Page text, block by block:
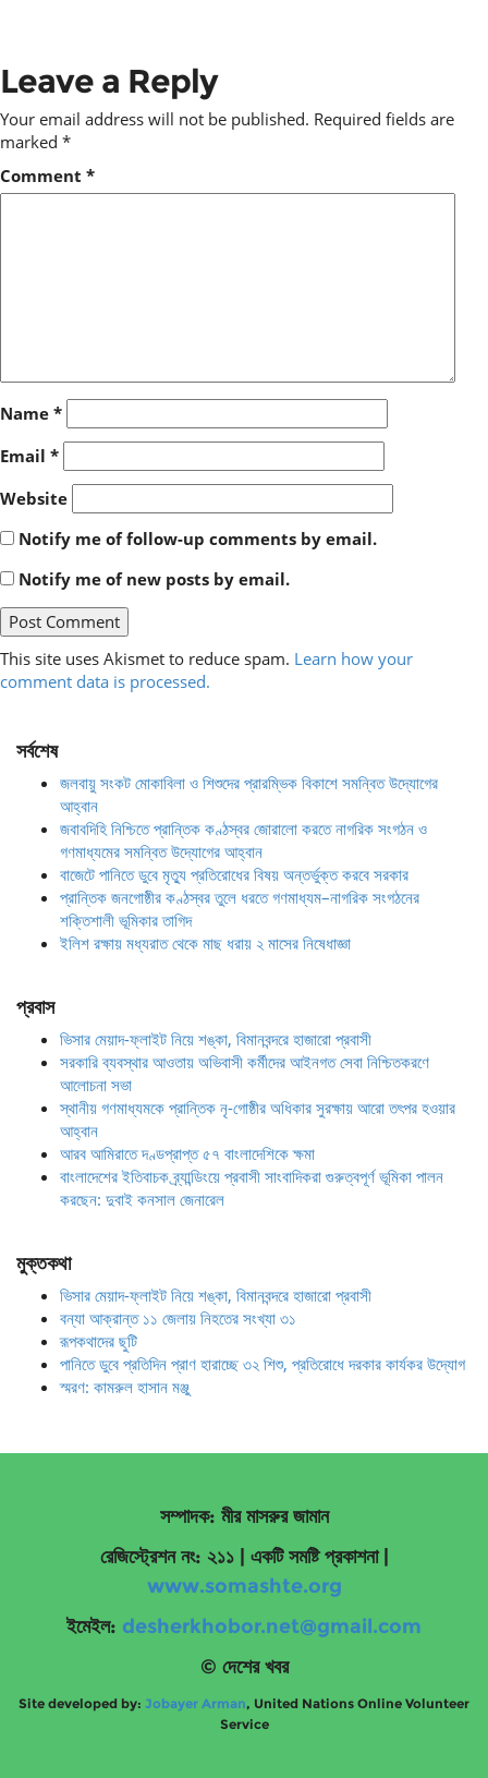
Leave a Reply
Your email address will not be published. Required fields are
marked *
Comment *
Name *
Email *
Website
Notify me of follow-up comments by email.
Notify me of new posts by email.
This site uses Akismet to reduce spam. Learn how your
comment data is processed.
সর্বশেষ
জলবায়ু সংকট মোকাবিলা ও শিশুদের প্রারম্ভিক বিকাশে সমন্বিত উদ্যোগের
আহ্বান
জবাবদিহি নিশ্চিতে প্রান্তিক কণ্ঠস্বর জোরালো করতে নাগরিক সংগঠন ও
গণমাধ্যমের সমন্বিত উদ্যোগের আহ্বান
বাজেটে পানিতে ডুবে মৃত্যু প্রতিরোধের বিষয় অন্তর্ভুক্ত করবে সরকার
প্রান্তিক জনগোষ্ঠীর কণ্ঠস্বর তুলে ধরতে গণমাধ্যম–নাগরিক সংগঠনের
শক্তিশালী ভূমিকার তাগিদ
ইলিশ রক্ষায় মধ্যরাত থেকে মাছ ধরায় ২ মাসের নিষেধাজ্ঞা
প্রবাস
ভিসার মেয়াদ-ফ্লাইট নিয়ে শঙ্কা, বিমানবন্দরে হাজারো প্রবাসী
সরকারি ব্যবস্থার আওতায় অভিবাসী কর্মীদের আইনগত সেবা নিশ্চিতকরণে
আলোচনা সভা
স্থানীয় গণমাধ্যমকে প্রান্তিক নৃ-গোষ্ঠীর অধিকার সুরক্ষায় আরো তৎপর হওয়ার
আহ্বান
আরব আমিরাতে দণ্ডপ্রাপ্ত ৫৭ বাংলাদেশিকে ক্ষমা
বাংলাদেশের ইতিবাচক ব্র্যান্ডিংয়ে প্রবাসী সাংবাদিকরা গুরুত্বপূর্ণ ভূমিকা পালন
করছেন: দুবাই কনসাল জেনারেল
মুক্তকথা
ভিসার মেয়াদ-ফ্লাইট নিয়ে শঙ্কা, বিমানবন্দরে হাজারো প্রবাসী
বন্যা আক্রান্ত ১১ জেলায় নিহতের সংখ্যা ৩১
রূপকথাদের ছুটি
পানিতে ডুবে প্রতিদিন প্রাণ হারাচ্ছে ৩২ শিশু, প্রতিরোধে দরকার কার্যকর উদ্যোগ
স্মরণ: কামরুল হাসান মঞ্জু
সম্পাদক: মীর মাসরুর জামান
রেজিস্ট্রেশন নং: ২১১ | একটি সমষ্টি প্রকাশনা
www.somashte.org
ইমেইল: desherkhobor.net@gmail.com
© দেশের খবর
Site developed by: Jobayer Arman, United Nations Online Volunteer
Service